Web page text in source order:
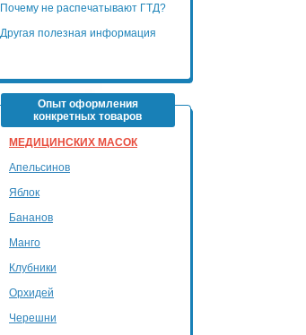
Почему не распечатывают ГТД?
Другая полезная информация
Опыт оформления
конкретных товаров
МЕДИЦИНСКИХ МАСОК
Апельсинов
Яблок
Бананов
Манго
Клубники
Орхидей
Черешни